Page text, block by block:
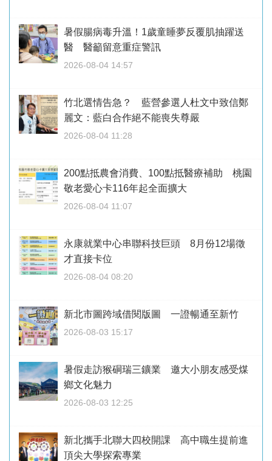
暑假腸病毒升溫！1歲童睡夢反覆肌抽躍送
醫 醫籲留意重症警訊
2026-08-04 14:57
竹北選情告急？ 藍營參選人杜文中致信鄭
麗文：藍白合作絕不能喪失尊嚴
2026-08-04 11:28
200點抵農會消費、100點抵醫療補助 桃園
敬老愛心卡116年起全面擴大
2026-08-04 11:07
永康就業中心串聯科技巨頭 8月份12場徵
才直接卡位
2026-08-04 08:20
新北市圖跨域借閱版圖 一證暢通至新竹
2026-08-03 15:17
暑假走訪猴硐瑞三鑛業 邀大小朋友感受煤
鄉文化魅力
2026-08-03 12:25
新北攜手北聯大四校開課 高中職生提前進
頂尖大學探索專業